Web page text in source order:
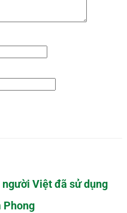
Việt đã sử dụng
Phong